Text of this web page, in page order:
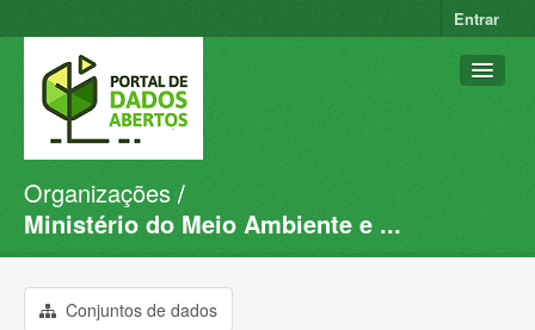
Entrar
Conjuntos de dados
Organizações
Sobre
Organizações
Ministério do Meio Ambiente e ...
Conjuntos de dados